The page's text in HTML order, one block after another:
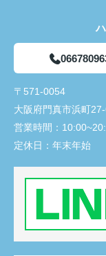
〒571-0054
大阪府門真市浜町
営業時間：
定休日： 年末年始